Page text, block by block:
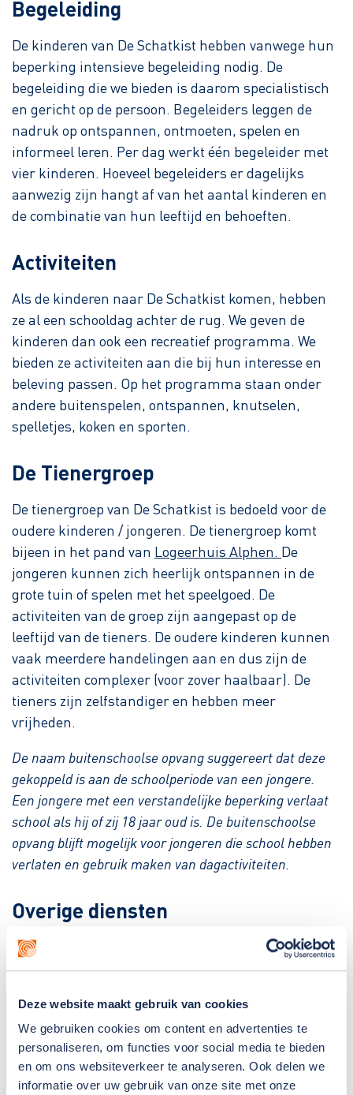
Deze website maakt gebruik van cookies
We gebruiken cookies om content en advertenties te
personaliseren, om functies voor social media te bieden
en om ons websiteverkeer te analyseren. Ook delen we
informatie over uw gebruik van onze site met onze
Begeleiding
De kinderen van De Schatkist hebben vanwege hun
beperking intensieve begeleiding nodig. De
begeleiding die we bieden is daarom specialistisch
en gericht op de persoon. Begeleiders leggen de
nadruk op ontspannen, ontmoeten, spelen en
informeel leren. Per dag werkt één begeleider met
vier kinderen. Hoeveel begeleiders er dagelijks
aanwezig zijn hangt af van het aantal kinderen en
de combinatie van hun leeftijd en behoeften.
Activiteiten
Als de kinderen naar De Schatkist komen, hebben
ze al een schooldag achter de rug. We geven de
kinderen dan ook een recreatief programma. We
bieden ze activiteiten aan die bij hun interesse en
beleving passen. Op het programma staan onder
andere buitenspelen, ontspannen, knutselen,
spelletjes, koken en sporten.
De Tienergroep
De tienergroep van De Schatkist is bedoeld voor de
oudere kinderen / jongeren. De tienergroep komt
bijeen in het pand van Logeerhuis Alphen. De
jongeren kunnen zich heerlijk ontspannen in de
grote tuin of spelen met het speelgoed. De
activiteiten van de groep zijn aangepast op de
leeftijd van de tieners. De oudere kinderen kunnen
vaak meerdere handelingen aan en dus zijn de
activiteiten complexer (voor zover haalbaar). De
tieners zijn zelfstandiger en hebben meer
vrijheden.
De naam buitenschoolse opvang suggereert dat deze
gekoppeld is aan de schoolperiode van een jongere.
Een jongere met een verstandelijke beperking verlaat
school als hij of zij 18 jaar oud is. De buitenschoolse
opvang blijft mogelijk voor jongeren die school hebben
verlaten en gebruik maken van dagactiviteiten.
Overige diensten
De Schatkist biedt naast de buitenschoolse opvang
ook vakantieopvang en zaterdagopvang.
Samenwerking Prisma
Diverse leerlingen van Prisma maken gebruik van
BSO De Schatkist. De kinderen die van Prisma